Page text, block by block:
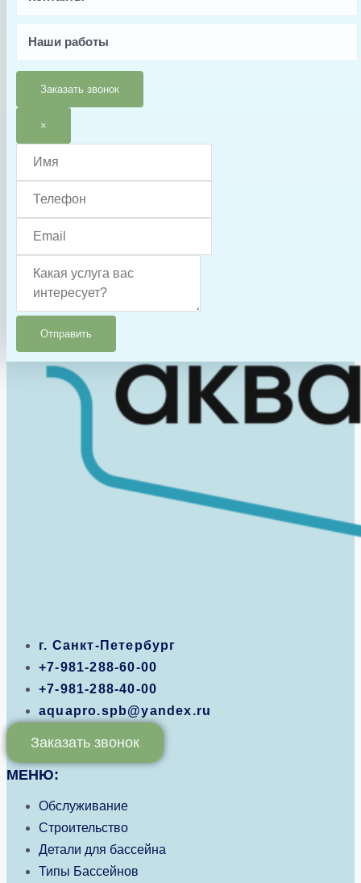
Наши работы
Заказать звонок
×
Отправить
Китай
Крыльчатка
г. Санкт-Петербург
+7-981-288-60-00
+7-981-288-40-00
aquapro.spb@yandex.ru
Заказать звонок
МЕНЮ:
Обслуживание
Строительство
Детали для бассейна
Типы Бассейнов